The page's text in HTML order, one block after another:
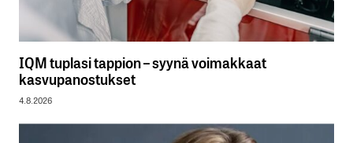
IQM tuplasi tappion – syynä voimakkaat
kasvupanostukset
4.8.2026